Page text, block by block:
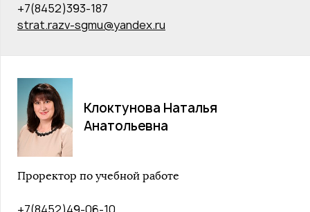
+7(8452)393-187
strat.razv-sgmu@yandex.ru
Клоктунова Наталья
Анатольевна
Проректор по учебной работе